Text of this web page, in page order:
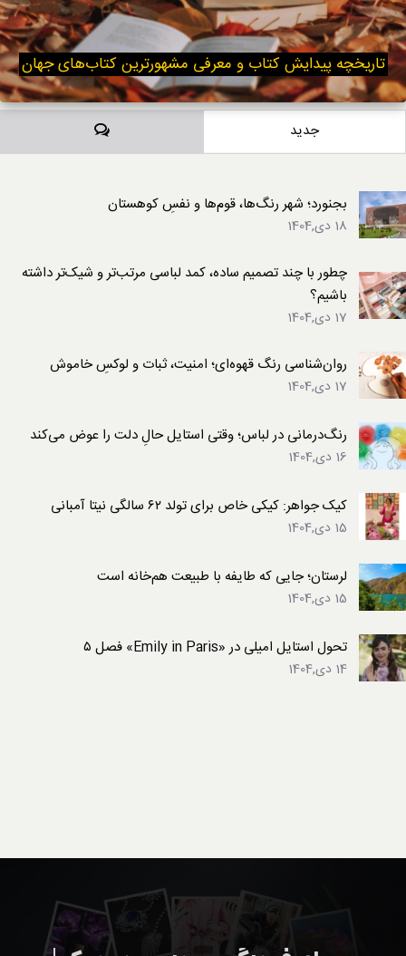
تاریخچه پیدایش کتاب و معرفی مشهورترین کتاب‌های جهان
جدید دیدگاه‌ها
بجنورد؛ شهر رنگ‌ها، قوم‌ها و نفسِ کوهستان
18 دی,1404
چطور با چند تصمیم ساده، کمد لباسی مرتب‌تر و شیک‌تر داشته
باشیم؟
17 دی,1404
روان‌شناسی رنگ قهوه‌ای؛ امنیت، ثبات و لوکسِ خاموش
17 دی,1404
رنگ‌درمانی در لباس؛ وقتی استایل حالِ دلت را عوض می‌کند
16 دی,1404
کیک جواهر: کیکی خاص برای تولد ۶۲ سالگی نیتا آمبانی
15 دی,1404
لرستان؛ جایی که طایفه با طبیعت هم‌خانه است
15 دی,1404
تحول استایل امیلی در «Emily in Paris» فصل ۵
14 دی,1404